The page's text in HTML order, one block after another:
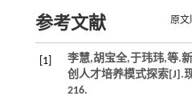
参考文献 原文
[1] 李慧,胡宝全,于玮玮,等.
创人才培养模式探索[J].
216.